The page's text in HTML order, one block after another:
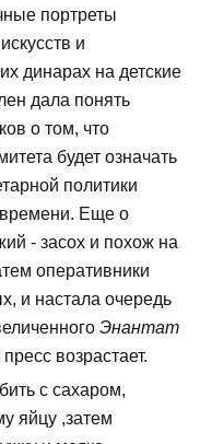
портреты
и
динарах на детские
дала понять
о том, что
будет означать
политики
Еще о
- засох и похож на
оперативники
и настала очередь
Энантат
возрастает.
с сахаром,
яйцу ,затем